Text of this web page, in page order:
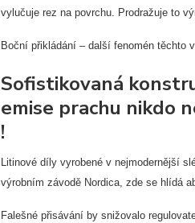
vylučuje rez na povrchu. Prodražuje to
Boční přikládání – další fenomén těchto
Sofistikovaná
emise prachu nikdo
!
Litinové díly vyrobené v nejmodernější
výrobním závodě Nordica, zde se hlídá
Falešné přisávání by snižovalo